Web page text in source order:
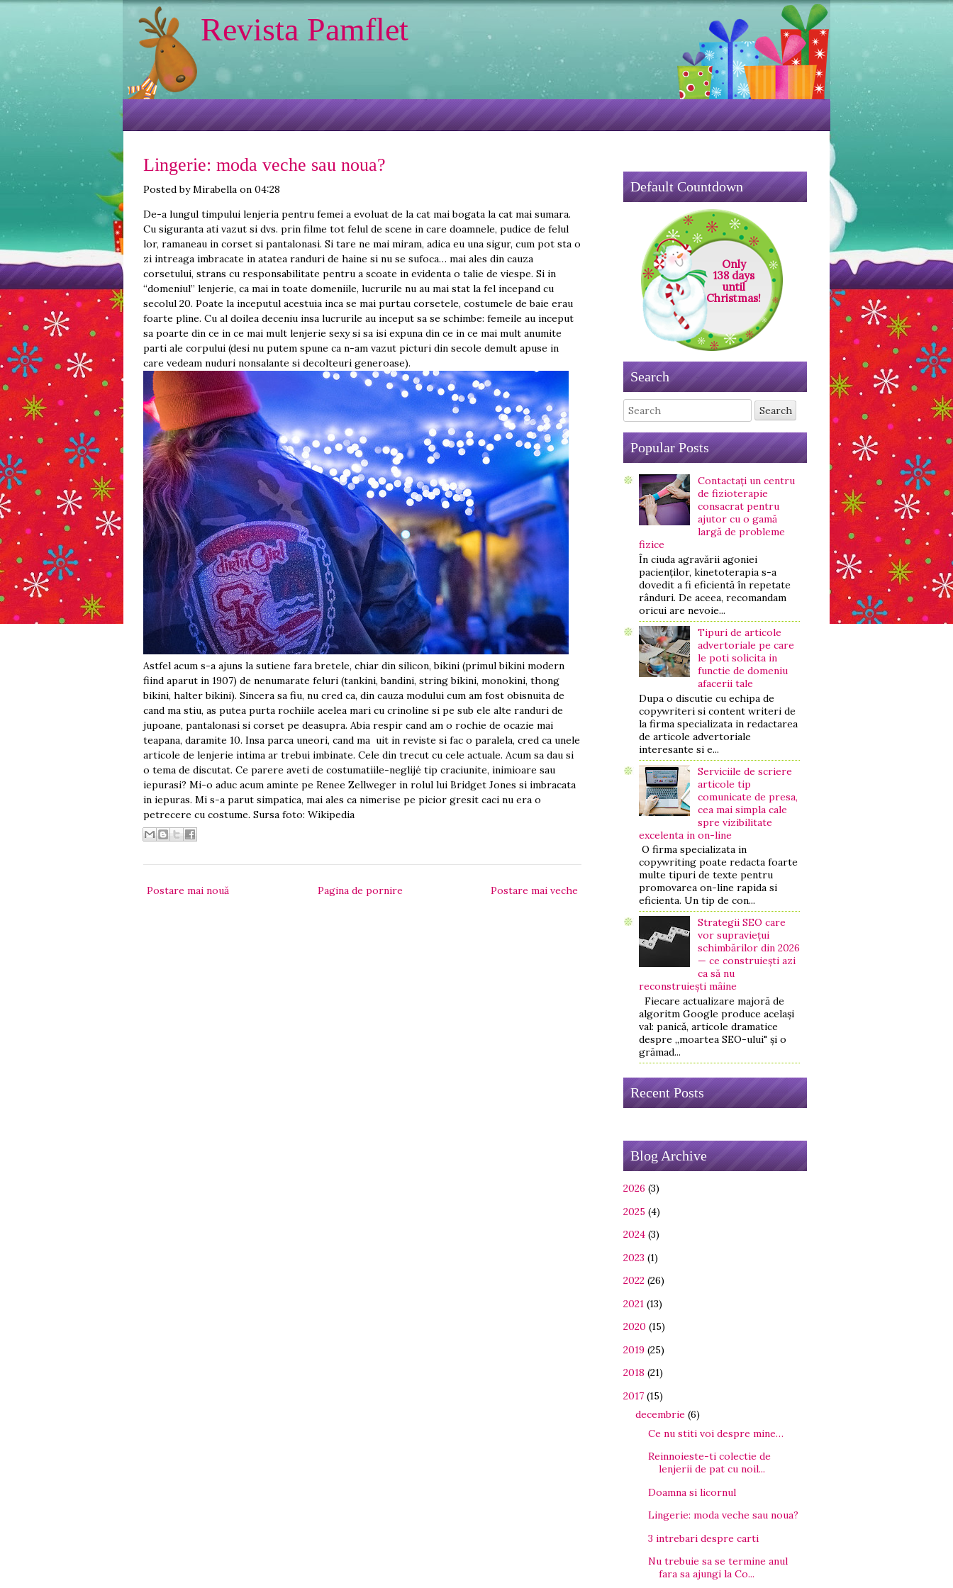
Revista Pamflet
Lingerie: moda veche sau noua?
Posted by Mirabella on 04:28
De-a lungul timpului lenjeria pentru femei a evoluat de la cat mai bogata la cat mai sumara.
Cu siguranta ati vazut si dvs. prin filme tot felul de scene in care doamnele, pudice de felul
lor, ramaneau in corset si pantalonasi. Si tare ne mai miram, adica eu una sigur, cum pot sta o
zi intreaga imbracate in atatea randuri de haine si nu se sufoca… mai ales din cauza
corsetului, strans cu responsabilitate pentru a scoate in evidenta o talie de viespe. Si in
“domeniul” lenjerie, ca mai in toate domeniile, lucrurile nu au mai stat la fel incepand cu
secolul 20. Poate la inceputul acestuia inca se mai purtau corsetele, costumele de baie erau
foarte pline. Cu al doilea deceniu insa lucrurile au inceput sa se schimbe: femeile au inceput
sa poarte din ce in ce mai mult lenjerie sexy si sa isi expuna din ce in ce mai mult anumite
parti ale corpului (desi nu putem spune ca n-am vazut picturi din secole demult apuse in
care vedeam nuduri nonsalante si decolteuri generoase).
Astfel acum s-a ajuns la sutiene fara bretele, chiar din silicon, bikini (primul bikini modern
fiind aparut in 1907) de nenumarate feluri (tankini, bandini, string bikini, monokini, thong
bikini, halter bikini). Sincera sa fiu, nu cred ca, din cauza modului cum am fost obisnuita de
cand ma stiu, as putea purta rochiile acelea mari cu crinoline si pe sub ele alte randuri de
jupoane, pantalonasi si corset pe deasupra. Abia respir cand am o rochie de ocazie mai
teapana, daramite 10. Insa parca uneori, cand ma uit in reviste si fac o paralela, cred ca unele
articole de lenjerie intima ar trebui imbinate. Cele din trecut cu cele actuale. Acum sa dau si
o tema de discutat. Ce parere aveti de costumatiile-neglijé tip craciunite, inimioare sau
iepurasi? Mi-o aduc acum aminte pe Renee Zellweger in rolul lui Bridget Jones si imbracata
in iepuras. Mi s-a parut simpatica, mai ales ca nimerise pe picior gresit caci nu era o
petrecere cu costume. Sursa foto: Wikipedia
Postare mai nouă Postare mai veche
Pagina de pornire
Default Countdown
Only
138 days
until
Christmas!
Search
Search
Popular Posts
Contactați un centru
de fizioterapie
consacrat pentru
ajutor cu o gamă
largă de probleme
fizice
În ciuda agravării agoniei
pacienților, kinetoterapia s-a
dovedit a fi eficientă în repetate
rânduri. De aceea, recomandam
oricui are nevoie...
Tipuri de articole
advertoriale pe care
le poti solicita in
functie de domeniu
afacerii tale
Dupa o discutie cu echipa de
copywriteri si content writeri de
la firma specializata in redactarea
de articole advertoriale
interesante si e...
Serviciile de scriere
articole tip
comunicate de presa,
cea mai simpla cale
spre vizibilitate
excelenta in on-line
O firma specializata in
copywriting poate redacta foarte
multe tipuri de texte pentru
promovarea on-line rapida si
eficienta. Un tip de con...
Strategii SEO care
vor supraviețui
schimbărilor din 2026
— ce construiești azi
ca să nu
reconstruiești mâine
Fiecare actualizare majoră de
algoritm Google produce același
val: panică, articole dramatice
despre „moartea SEO-ului" și o
grămad...
Recent Posts
Blog Archive
2026 (3)
2025 (4)
2024 (3)
2023 (1)
2022 (26)
2021 (13)
2020 (15)
2019 (25)
2018 (21)
2017 (15)
decembrie (6)
Ce nu stiti voi despre mine…
Reinnoieste-ti colectie de
lenjerii de pat cu noil...
Doamna si licornul
Lingerie: moda veche sau noua?
3 intrebari despre carti
Nu trebuie sa se termine anul
fara sa ajungi la Co...